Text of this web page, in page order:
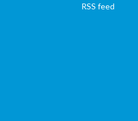
RSS feed